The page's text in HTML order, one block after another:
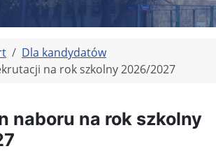
Dla kandydatów
na rok szkolny 2026/2027
naboru na rok szkolny